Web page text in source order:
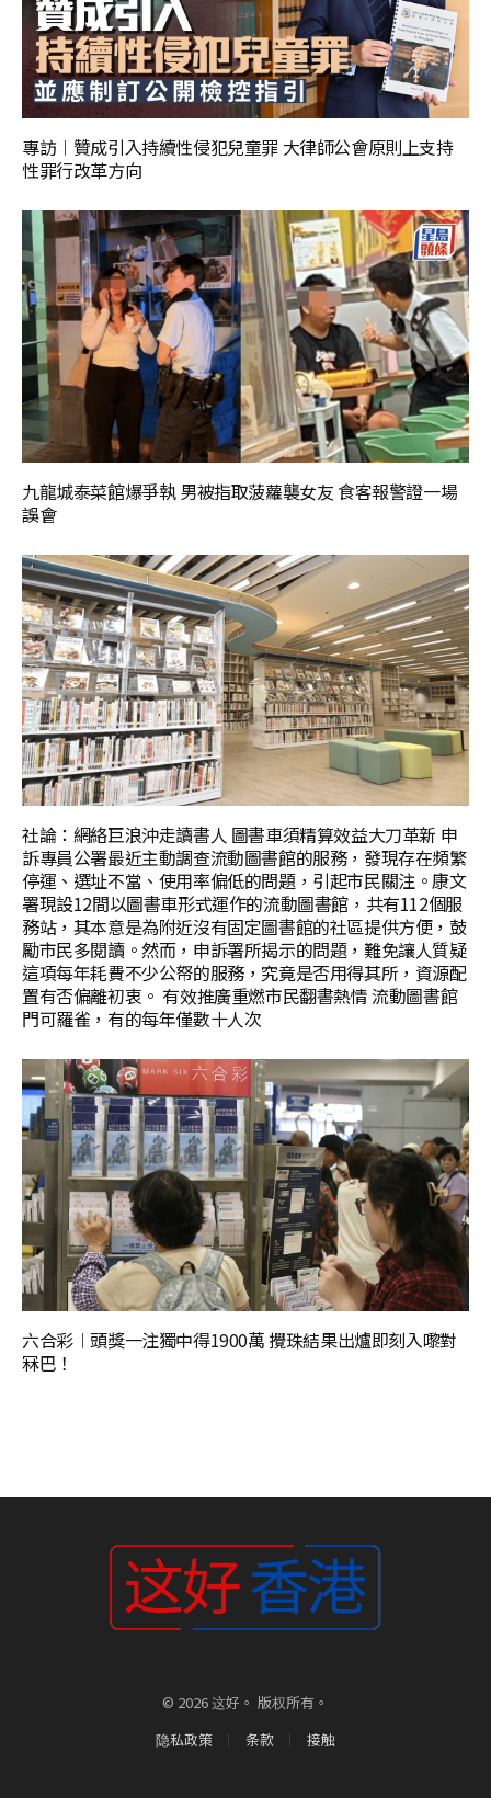
專訪︱贊成引入持續性侵犯兒童罪 大律師公會原則上支持
性罪行改革方向
九龍城泰菜館爆爭執 男被指取菠蘿襲女友 食客報警證一場
誤會
社論：網絡巨浪沖走讀書人 圖書車須精算效益大刀革新 申
訴專員公署最近主動調查流動圖書館的服務，發現存在頻繁
停運、選址不當、使用率偏低的問題，引起市民關注。康文
署現設12間以圖書車形式運作的流動圖書館，共有112個服
務站，其本意是為附近沒有固定圖書館的社區提供方便，鼓
勵市民多閱讀。然而，申訴署所揭示的問題，難免讓人質疑
這項每年耗費不少公帑的服務，究竟是否用得其所，資源配
置有否偏離初衷。 有效推廣重燃市民翻書熱情 流動圖書館
門可羅雀，有的每年僅數十人次
六合彩︱頭獎一注獨中得1900萬 攪珠結果出爐即刻入嚟對
冧巴！
© 2026 这好。 版权所有。
隐私政策
条款 接触